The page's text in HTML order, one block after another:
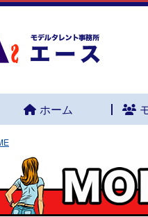
ホーム